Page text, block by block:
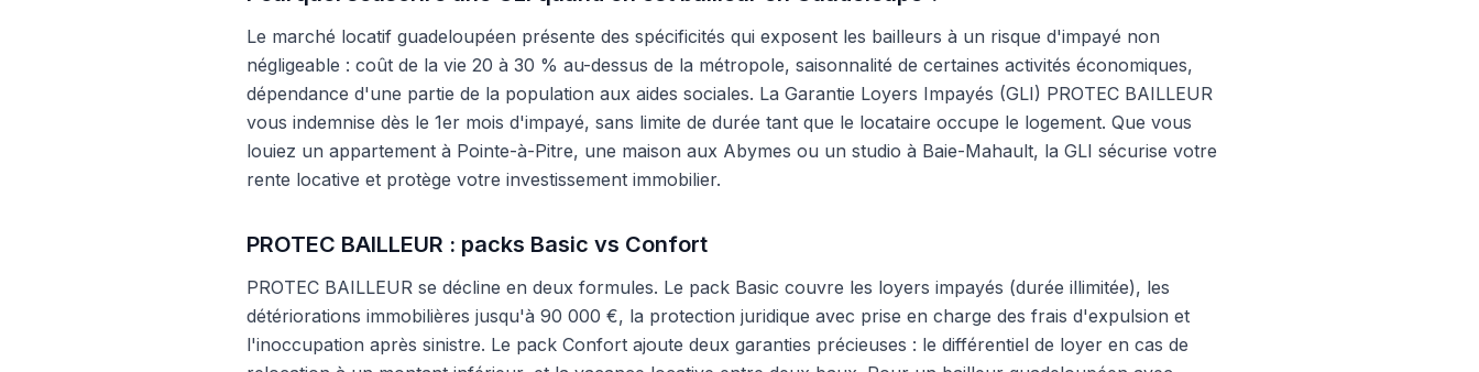
Le marché locatif guadeloupéen présente des spécificités qui exposent les bailleurs à un risque d'impayé non
négligeable : coût de la vie 20 à 30 % au-dessus de la métropole, saisonnalité de certaines activités économiques,
dépendance d'une partie de la population aux aides sociales. La Garantie Loyers Impayés (GLI) PROTEC BAILLEUR
vous indemnise dès le 1er mois d'impayé, sans limite de durée tant que le locataire occupe le logement. Que vous
louiez un appartement à Pointe-à-Pitre, une maison aux Abymes ou un studio à Baie-Mahault, la GLI sécurise votre
rente locative et protège votre investissement immobilier.
PROTEC BAILLEUR : packs Basic vs Confort
PROTEC BAILLEUR se décline en deux formules. Le pack Basic couvre les loyers impayés (durée illimitée), les
détériorations immobilières jusqu'à 90 000 €, la protection juridique avec prise en charge des frais d'expulsion et
l'inoccupation après sinistre. Le pack Confort ajoute deux garanties précieuses : le différentiel de loyer en cas de